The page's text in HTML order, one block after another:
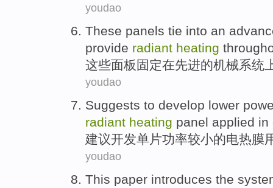
youdao
These panels tie into an
provide radiant heating
这些面板 固定在先进的机械系统
youdao
Suggests to develop lower
radiant heating panel applied in
建议开发单片功率较小的电热膜
youdao
This paper introduces the